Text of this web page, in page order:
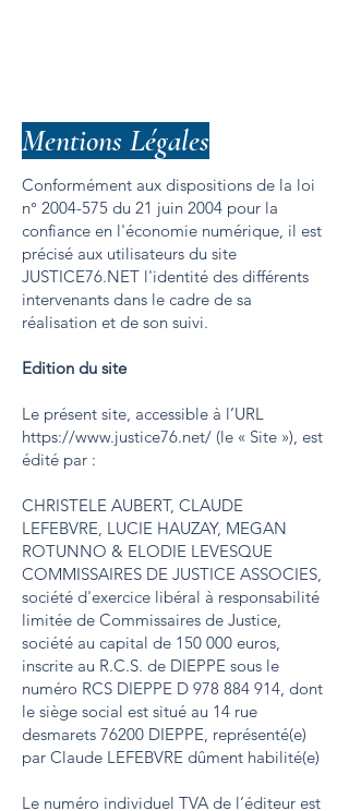
Mentions Légales
Conformément aux dispositions de la loi
n° 2004-575 du 21 juin 2004 pour la
confiance en l'économie numérique, il est
précisé aux utilisateurs du site
JUSTICE76.NET l'identité des différents
intervenants dans le cadre de sa
réalisation et de son suivi.
Edition du site
Le présent site, accessible à l’URL
https://www.justice76.net/ (le « Site »), est
édité par :
CHRISTELE AUBERT, CLAUDE
LEFEBVRE, LUCIE HAUZAY, MEGAN
ROTUNNO & ELODIE LEVESQUE
COMMISSAIRES DE JUSTICE ASSOCIES,
société d'exercice libéral à responsabilité
limitée de Commissaires de Justice,
société au capital de 150 000 euros,
inscrite au R.C.S. de DIEPPE sous le
numéro RCS DIEPPE D 978 884 914, dont
le siège social est situé au 14 rue
desmarets 76200 DIEPPE, représenté(e)
par Claude LEFEBVRE dûment habilité(e)
Le numéro individuel TVA de l’éditeur est